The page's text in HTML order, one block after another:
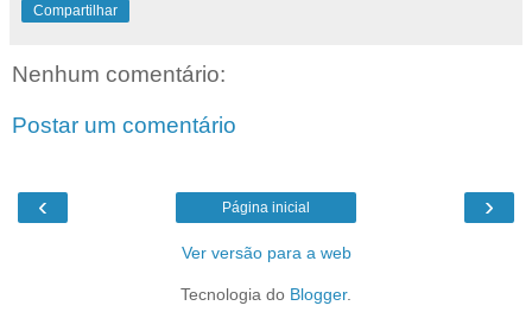
Compartilhar
Nenhum comentário:
Postar um comentário
‹ ›
Página inicial
Ver versão para a web
Tecnologia do Blogger.